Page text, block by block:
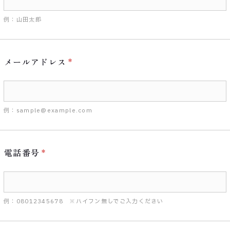
例：山田太郎
メールアドレス
例：sample@example.com
電話番号
例：08012345678 ※ハイフン無しでご入力ください